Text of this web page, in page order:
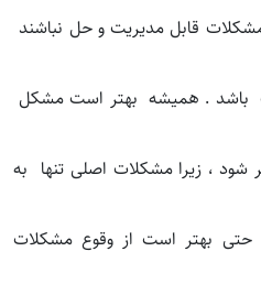
قابل مدیریت و حل نباشند
باشد . همیشه بهتر است مشکل
، زیرا مشکلات اصلی تنها به
حتی بهتر است از وقوع مشکلات